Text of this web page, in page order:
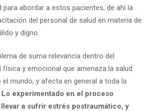
abordar a estos pacientes, de ahí la
del personal de salud en materia de
y digno.
de suma relevancia dentro del
física y emocional que amenaza la salud
mundo, y afecta en general a toda la
Lo experimentado en el proceso
a sufrir estrés postraumático, y